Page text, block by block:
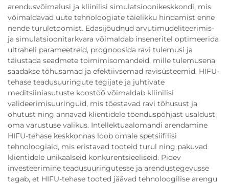
arendusvõimalusi ja kliinilisi simulatsioonikeskkondi, mis
võimaldavad uute tehnoloogiate täielikku hindamist enne
nende turuletoomist. Edasijõudnud arvutimudeliteerimis-
ja simulatsioonitarkvara võimaldab inseneritel optimeerida
ultraheli parameetreid, prognoosida ravi tulemusi ja
täiustada seadmete toimimisomandeid, mille tulemusena
saadakse tõhusamad ja efektiivsemad ravisüsteemid. HIFU-
tehase teadusuuringute tegijate ja juhtivate
meditsiiniasutuste koostöö võimaldab kliinilisi
valideerimisuuringuid, mis tõestavad ravi tõhusust ja
ohutust ning annavad klientidele tõenduspõhjast usaldust
oma varustuse valikus. Intellektuaalomandi arendamine
HIFU-tehase keskkonnas loob omale spetsiifilisi
tehnoloogiaid, mis eristavad tooteid turul ning pakuvad
klientidele unikaalseid konkurentsieeliseid. Pidev
investeerimine teadusuuringutesse ja arendustegevusse
tagab, et HIFU-tehase tooted jäävad tehnoloogilise arengu